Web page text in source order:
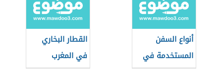
أنواع السفن
المستخدمة في
الغوص للبحث عن
القطار البخاري
في المغرب